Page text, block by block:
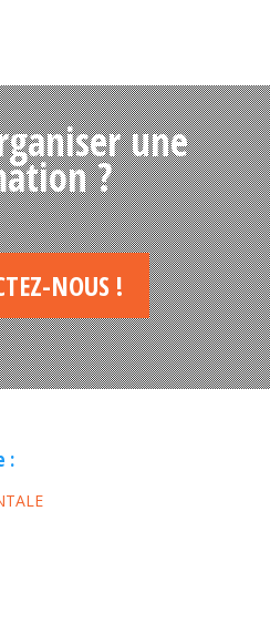
une
?
NOUS !
: